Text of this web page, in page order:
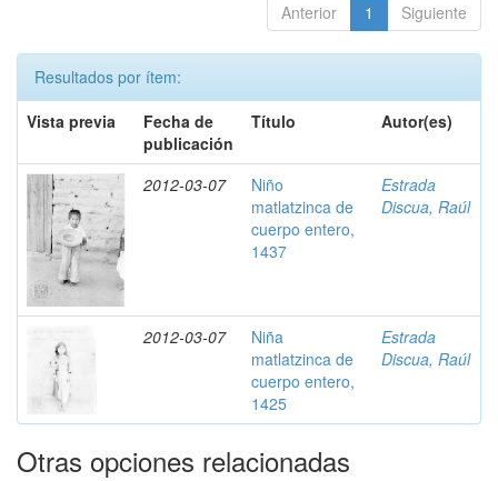
Anterior 1 Siguiente
Resultados por ítem:
Vista previa
Fecha de
publicación
Título Autor(es)
2012-03-07
Niño
matlatzinca de
cuerpo entero,
1437
Estrada
Discua, Raúl
2012-03-07
Niña
matlatzinca de
cuerpo entero,
1425
Estrada
Discua, Raúl
Otras opciones relacionadas